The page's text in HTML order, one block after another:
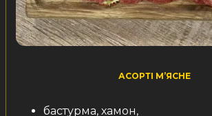
АСОРТІ М’ЯСНЕ
бастурма, хамон,